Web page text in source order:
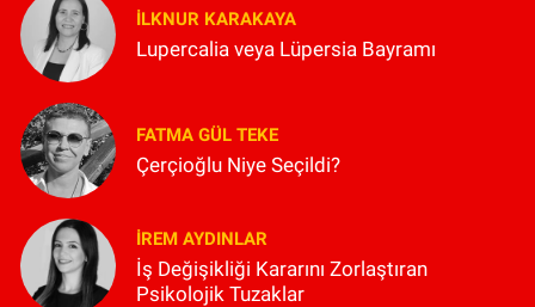
İLKNUR KARAKAYA
Lupercalia veya Lüpersia Bayramı
FATMA GÜL TEKE
Çerçioğlu Niye Seçildi?
İREM AYDINLAR
İş Değişikliği Kararını Zorlaştıran
Psikolojik Tuzaklar